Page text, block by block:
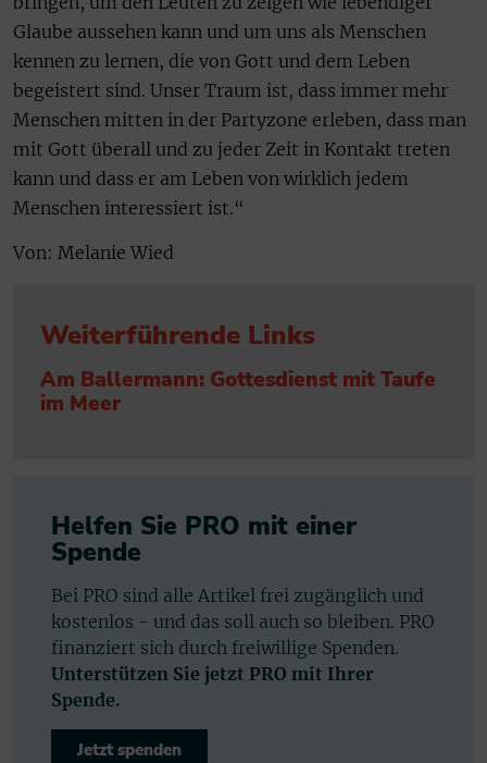
Glaube aussehen kann und um uns als Menschen
kennen zu lernen, die von Gott und dem Leben
begeistert sind. Unser Traum ist, dass immer mehr
Menschen mitten in der Partyzone erleben, dass man
mit Gott überall und zu jeder Zeit in Kontakt treten
kann und dass er am Leben von wirklich jedem
Menschen interessiert ist.“
Von: Melanie Wied
Weiterführende Links
Am Ballermann: Gottesdienst mit Taufe
im Meer
Helfen Sie PRO mit einer
Spende
Bei PRO sind alle Artikel frei zugänglich und
kostenlos - und das soll auch so bleiben. PRO
finanziert sich durch freiwillige Spenden.
Unterstützen Sie jetzt PRO mit Ihrer
Spende.
Jetzt spenden